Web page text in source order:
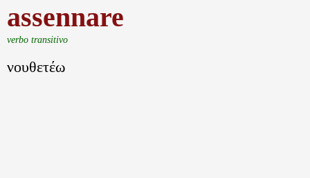
assennare
verbo transitivo
νουθετέω